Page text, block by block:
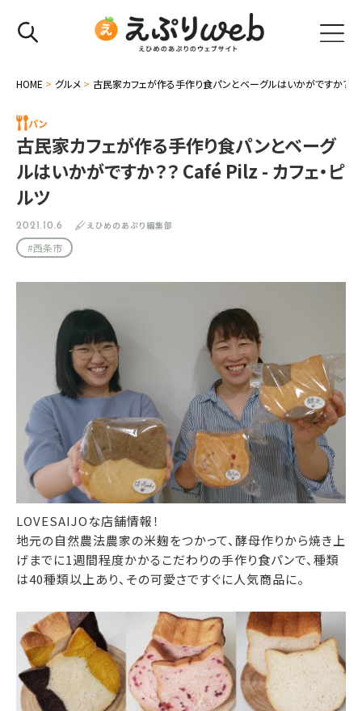
HOME > グルメ > 古民家カフェが作る手作り食パンとベーグルはいかがですか？？
パン
古民家カフェが作る手作り食パンとベーグ
ルはいかがですか？？ Café Pilz - カフェ・ピ
ルツ
2021.10.6 えひめのあぷり編集部
#西条市
LOVESAIJOな店舗情報！
地元の自然農法農家の米麹をつかって、酵母作りから焼き上
げまでに1週間程度かかるこだわりの手作り食パンで、種類
は40種類以上あり、その可愛さですぐに人気商品に。